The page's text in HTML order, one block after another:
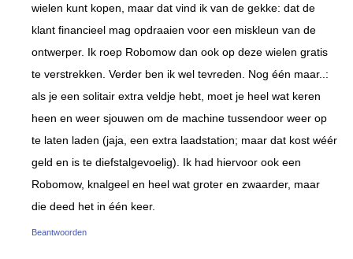
wielen kunt kopen, maar dat vind ik van de gekke: dat de
klant financieel mag opdraaien voor een miskleun van de
ontwerper. Ik roep Robomow dan ook op deze wielen gratis
te verstrekken. Verder ben ik wel tevreden. Nog één maar..:
als je een solitair extra veldje hebt, moet je heel wat keren
heen en weer sjouwen om de machine tussendoor weer op
te laten laden (jaja, een extra laadstation; maar dat kost wéér
geld en is te diefstalgevoelig). Ik had hiervoor ook een
Robomow, knalgeel en heel wat groter en zwaarder, maar
die deed het in één keer.
Beantwoorden